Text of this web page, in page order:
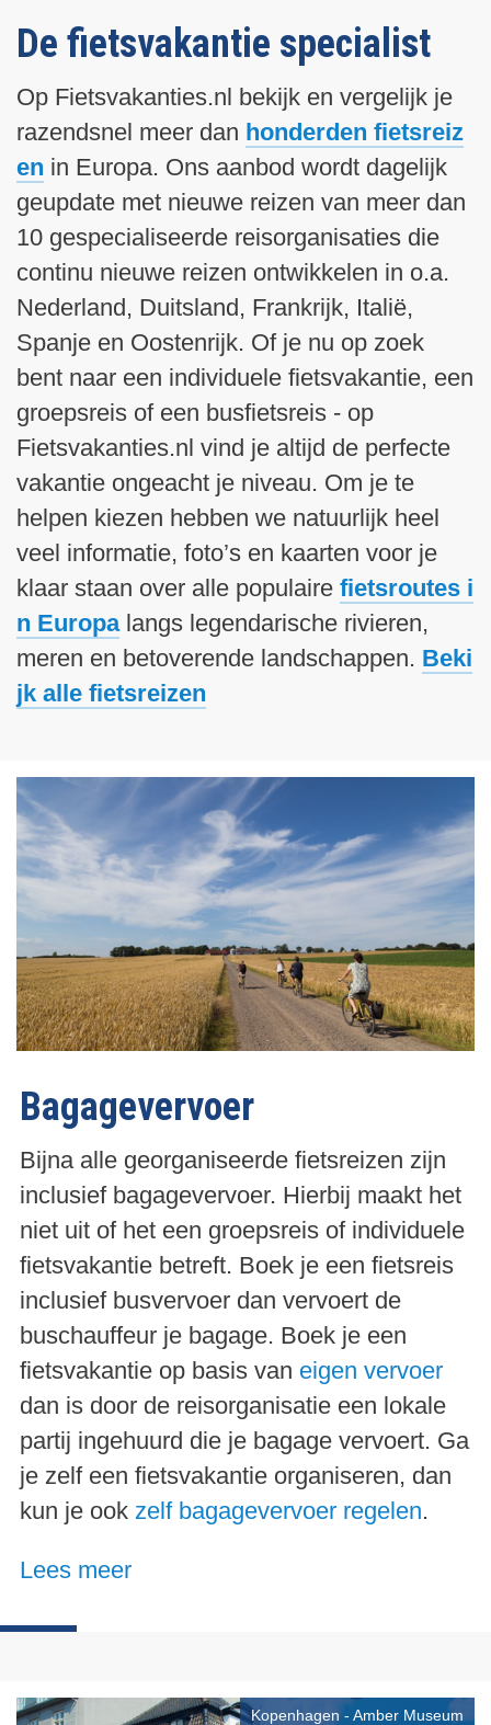
De fietsvakantie specialist
Op Fietsvakanties.nl bekijk en vergelijk je
razendsnel meer dan honderden fietsreiz
en in Europa. Ons aanbod wordt dagelijk
geupdate met nieuwe reizen van meer dan
10 gespecialiseerde reisorganisaties die
continu nieuwe reizen ontwikkelen in o.a.
Nederland, Duitsland, Frankrijk, Italië,
Spanje en Oostenrijk. Of je nu op zoek
bent naar een individuele fietsvakantie, een
groepsreis of een busfietsreis - op
Fietsvakanties.nl vind je altijd de perfecte
vakantie ongeacht je niveau. Om je te
helpen kiezen hebben we natuurlijk heel
veel informatie, foto’s en kaarten voor je
klaar staan over alle populaire fietsroutes i
n Europalangs legendarische rivieren,
meren en betoverende landschappen. Beki
jk alle fietsreizen
Bagagevervoer
Bijna alle georganiseerde fietsreizen zijn
inclusief bagagevervoer. Hierbij maakt het
niet uit of het een groepsreis of individuele
fietsvakantie betreft. Boek je een fietsreis
inclusief busvervoer dan vervoert de
buschauffeur je bagage. Boek je een
fietsvakantie op basis van eigen vervoer
dan is door de reisorganisatie een lokale
partij ingehuurd die je bagage vervoert. Ga
je zelf een fietsvakantie organiseren, dan
kun je ook zelf bagagevervoer regelen.
Lees meer
Kopenhagen - Amber Museum